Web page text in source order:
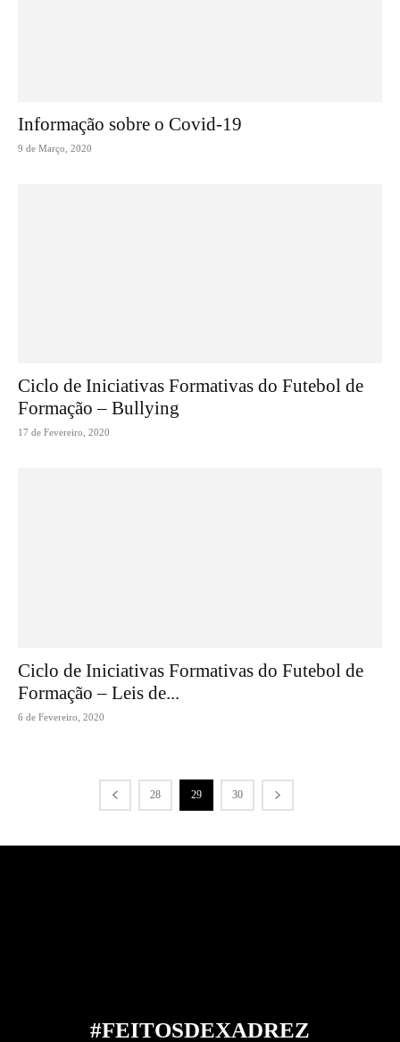
Informação sobre o Covid-19
9 de Março, 2020
Ciclo de Iniciativas Formativas do Futebol de
Formação – Bullying
17 de Fevereiro, 2020
Ciclo de Iniciativas Formativas do Futebol de
Formação – Leis de...
6 de Fevereiro, 2020
28 29 30
#FEITOSDEXADREZ